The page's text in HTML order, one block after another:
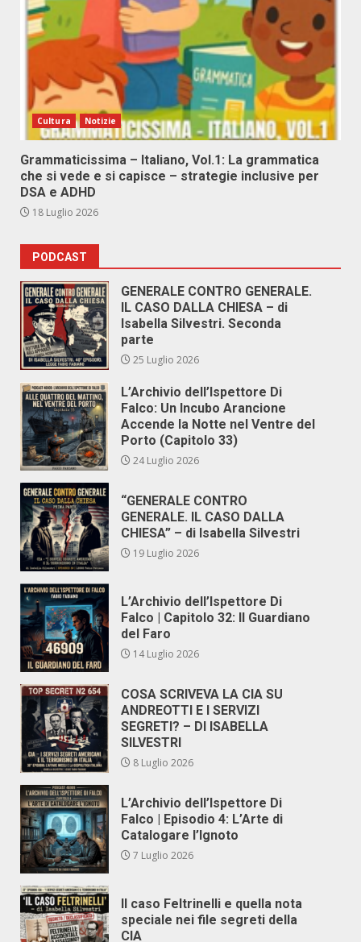
Cultura Notizie
Grammaticissima – Italiano, Vol.1: La grammatica
che si vede e si capisce – strategie inclusive per
DSA e ADHD
18 Luglio 2026
PODCAST
GENERALE CONTRO GENERALE.
IL CASO DALLA CHIESA – di
Isabella Silvestri. Seconda
parte
25 Luglio 2026
L’Archivio dell’Ispettore Di
Falco: Un Incubo Arancione
Accende la Notte nel Ventre del
Porto (Capitolo 33)
24 Luglio 2026
“GENERALE CONTRO
GENERALE. IL CASO DALLA
CHIESA” – di Isabella Silvestri
19 Luglio 2026
L’Archivio dell’Ispettore Di
Falco | Capitolo 32: Il Guardiano
del Faro
14 Luglio 2026
COSA SCRIVEVA LA CIA SU
ANDREOTTI E I SERVIZI
SEGRETI? – DI ISABELLA
SILVESTRI
8 Luglio 2026
L’Archivio dell’Ispettore Di
Falco | Episodio 4: L’Arte di
Catalogare l’Ignoto
7 Luglio 2026
Il caso Feltrinelli e quella nota
speciale nei file segreti della
CIA